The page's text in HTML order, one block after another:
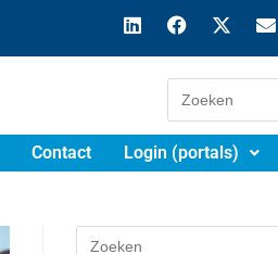
Contact Login (portals)